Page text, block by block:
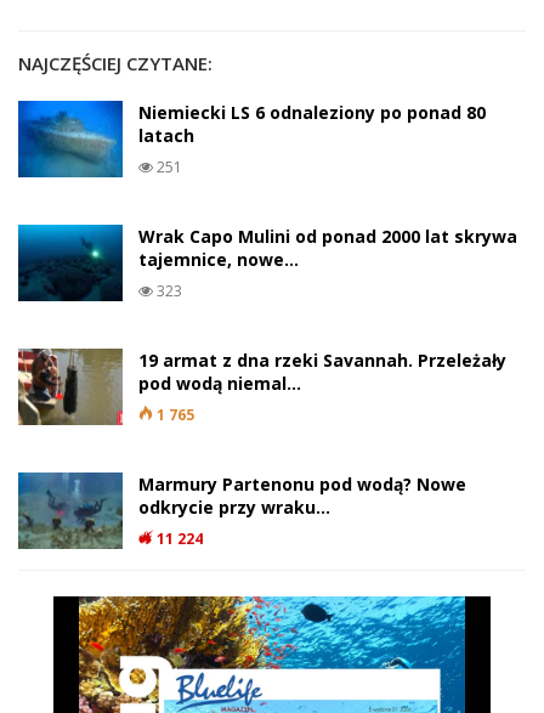
NAJCZĘŚCIEJ CZYTANE:
Niemiecki LS 6 odnaleziony po ponad 80
latach
251
Wrak Capo Mulini od ponad 2000 lat skrywa
tajemnice, nowe…
323
19 armat z dna rzeki Savannah. Przeleżały
pod wodą niemal…
1 765
Marmury Partenonu pod wodą? Nowe
odkrycie przy wraku…
11 224